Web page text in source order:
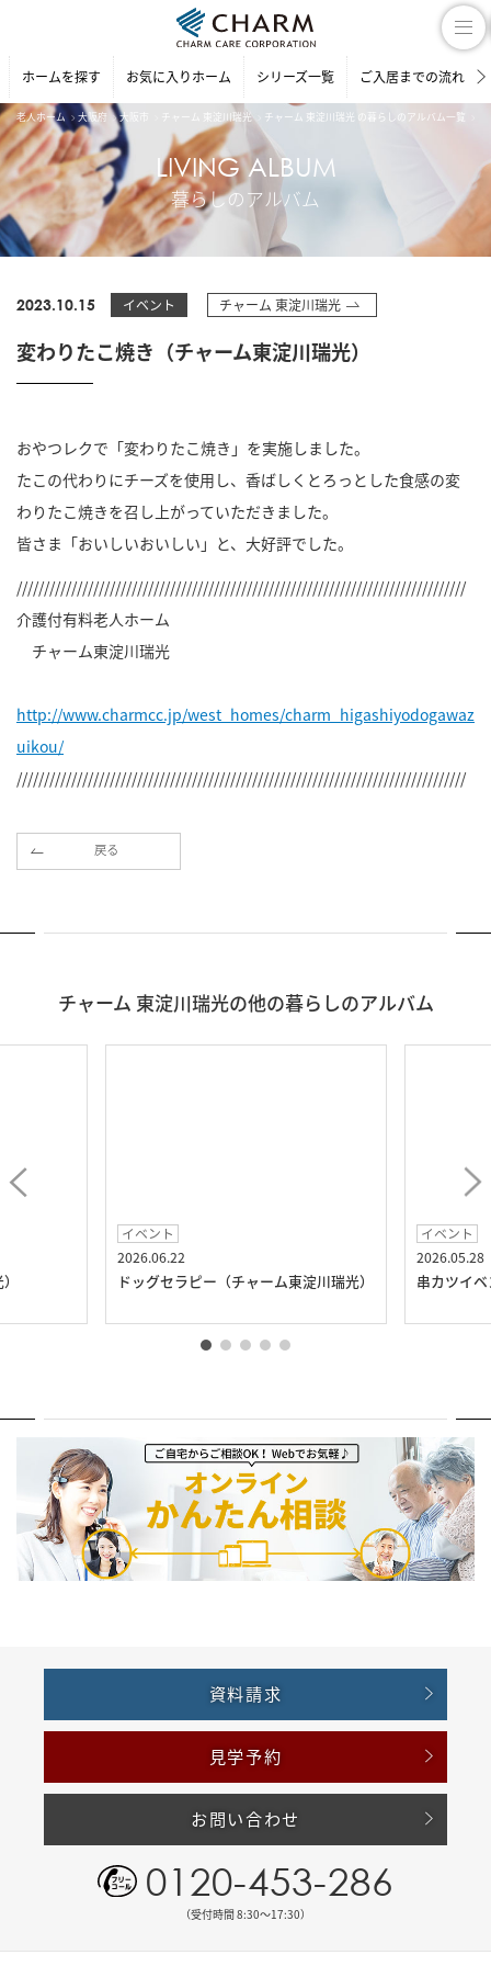
ホームを探す お気に入りホーム シリーズ一覧 ご入居までの流れ
老人ホーム 大阪府 大阪市 チャーム 東淀川瑞光 チャーム 東淀川瑞光 の暮らしのアルバム一覧
LIVING ALBUM
暮らしのアルバム
2023.10.15 イベント チャーム 東淀川瑞光
変わりたこ焼き（チャーム東淀川瑞光）
おやつレクで「変わりたこ焼き」を実施しました。
たこの代わりにチーズを使用し、香ばしくとろっとした食感の変
わりたこ焼きを召し上がっていただきました。
皆さま「おいしいおいしい」と、大好評でした。
//////////////////////////////////////////////////////////////////////////////////
介護付有料老人ホーム
チャーム東淀川瑞光
http://www.charmcc.jp/west_homes/charm_higashiyodogawaz
uikou/
//////////////////////////////////////////////////////////////////////////////////
戻る
チャーム 東淀川瑞光の他の暮らしのアルバム
イベント
2026.06.22
ドッグセラピー（チャーム東淀川瑞光）
イベント
2026.05.28
串カツイ
資料請求
見学予約
お問い合わせ
0120-453-286
（受付時間 8:30〜17:30）